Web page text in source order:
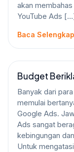
akan
YouTube Ads
Baca
GOOGLE ADS
Budget
Banyak dari
memulai
Google Ads.
Ads sangat
kebingungan
Untuk